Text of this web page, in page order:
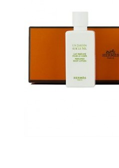
Acqua di Sardegna
Aedes de Venustas